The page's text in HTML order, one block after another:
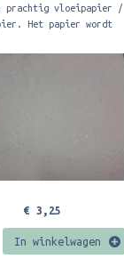
prachtig vloeipapier /
Het papier wordt
€ 3,25
In winkelwagen